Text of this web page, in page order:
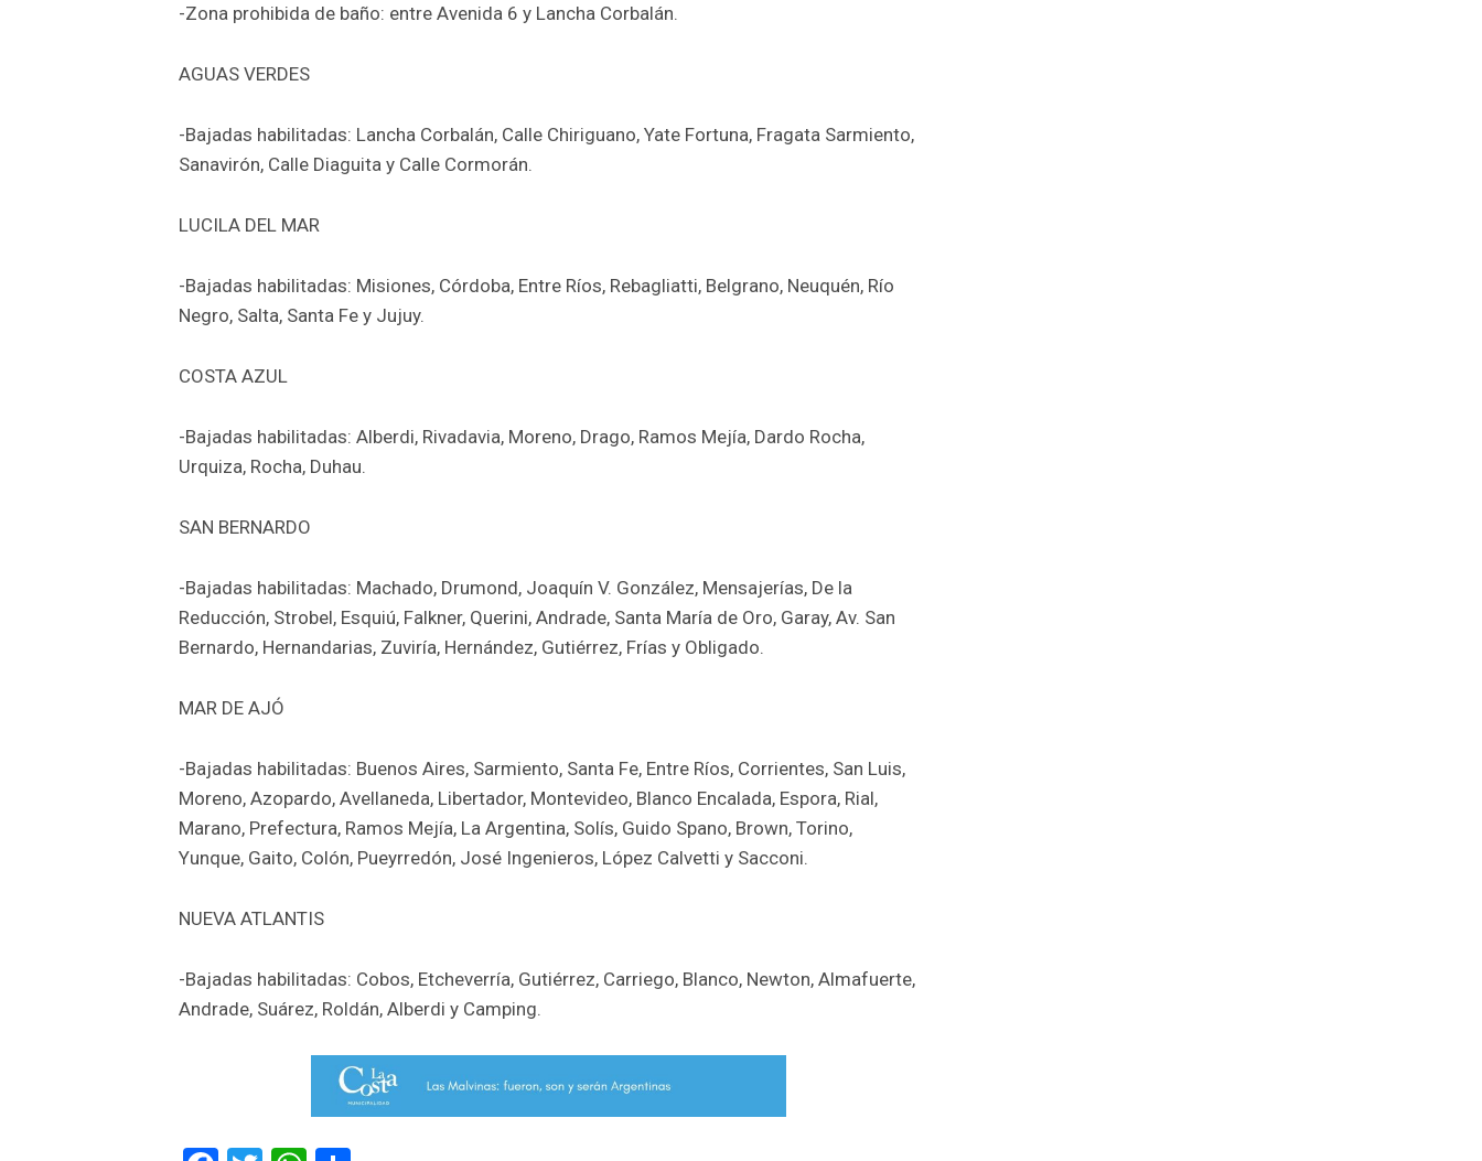
-Zona prohibida de baño: entre Avenida 6 y Lancha Corbalán.
AGUAS VERDES
-Bajadas habilitadas: Lancha Corbalán, Calle Chiriguano, Yate Fortuna, Fragata Sarmiento,
Sanavirón, Calle Diaguita y Calle Cormorán.
LUCILA DEL MAR
-Bajadas habilitadas: Misiones, Córdoba, Entre Ríos, Rebagliatti, Belgrano, Neuquén, Río
Negro, Salta, Santa Fe y Jujuy.
COSTA AZUL
-Bajadas habilitadas: Alberdi, Rivadavia, Moreno, Drago, Ramos Mejía, Dardo Rocha,
Urquiza, Rocha, Duhau.
SAN BERNARDO
-Bajadas habilitadas: Machado, Drumond, Joaquín V. González, Mensajerías, De la
Reducción, Strobel, Esquiú, Falkner, Querini, Andrade, Santa María de Oro, Garay, Av. San
Bernardo, Hernandarias, Zuviría, Hernández, Gutiérrez, Frías y Obligado.
MAR DE AJÓ
-Bajadas habilitadas: Buenos Aires, Sarmiento, Santa Fe, Entre Ríos, Corrientes, San Luis,
Moreno, Azopardo, Avellaneda, Libertador, Montevideo, Blanco Encalada, Espora, Rial,
Marano, Prefectura, Ramos Mejía, La Argentina, Solís, Guido Spano, Brown, Torino,
Yunque, Gaito, Colón, Pueyrredón, José Ingenieros, López Calvetti y Sacconi.
NUEVA ATLANTIS
-Bajadas habilitadas: Cobos, Etcheverría, Gutiérrez, Carriego, Blanco, Newton, Almafuerte,
Andrade, Suárez, Roldán, Alberdi y Camping.